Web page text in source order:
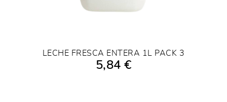
AÑADIR A LA COMPRA
LECHE FRESCA ENTERA 1L PACK 3
5,84 €